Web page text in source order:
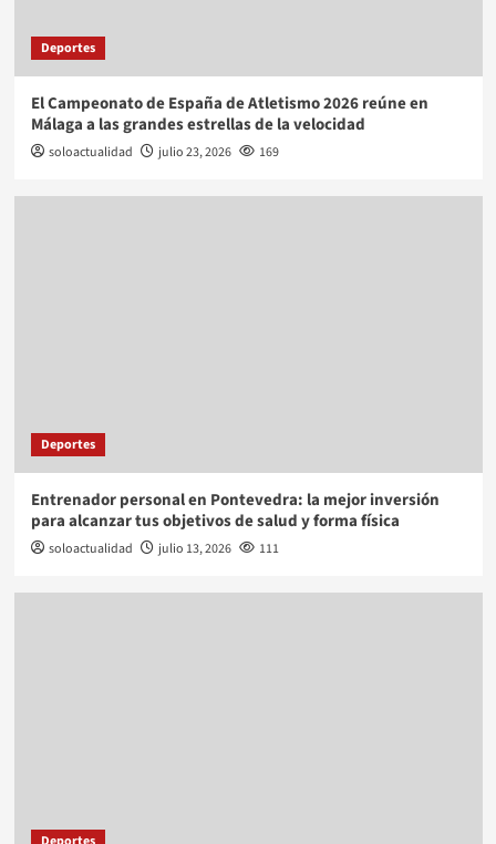
Deportes
El Campeonato de España de Atletismo 2026 reúne en
Málaga a las grandes estrellas de la velocidad
soloactualidad julio 23, 2026 169
Deportes
Entrenador personal en Pontevedra: la mejor inversión
para alcanzar tus objetivos de salud y forma física
soloactualidad julio 13, 2026 111